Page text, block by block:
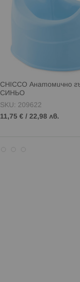
CHICCO Анатомично
СИНЬО
SKU: 209622
11,75 € / 22,98 лв.